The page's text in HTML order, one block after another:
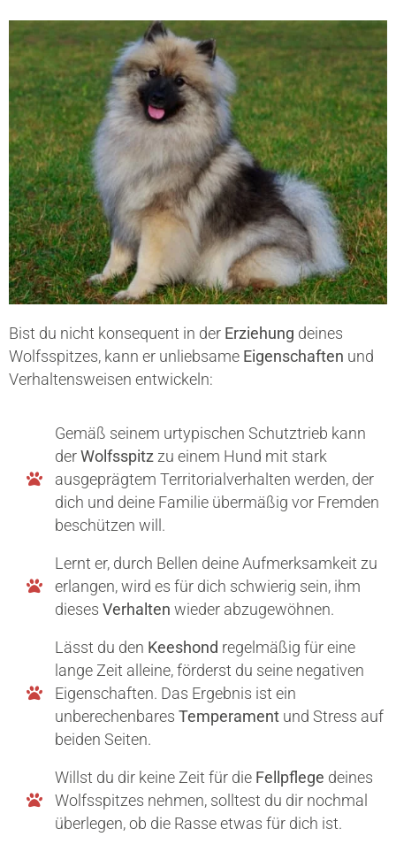
Bist du nicht konsequent in der Erziehung deines
Wolfsspitzes, kann er unliebsame Eigenschaften und
Verhaltensweisen entwickeln:
Gemäß seinem urtypischen Schutztrieb kann
derWolfsspitz zu einem Hund mit stark
ausgeprägtem Territorialverhalten werden, der
dich und deine Familie übermäßig vor Fremden
beschützen will.
Lernt er, durch Bellen deine Aufmerksamkeit zu
erlangen, wird es für dich schwierig sein, ihm
dieses Verhalten wieder abzugewöhnen.
Lässt du den Keeshond regelmäßig für eine
lange Zeit alleine, förderst du seine negativen
Eigenschaften. Das Ergebnis ist ein
unberechenbares Temperamentund Stress auf
beiden Seiten.
Willst du dir keine Zeit für die Fellpflege deines
Wolfsspitzes nehmen, solltest du dir nochmal
überlegen, ob die Rasse etwas für dich ist.